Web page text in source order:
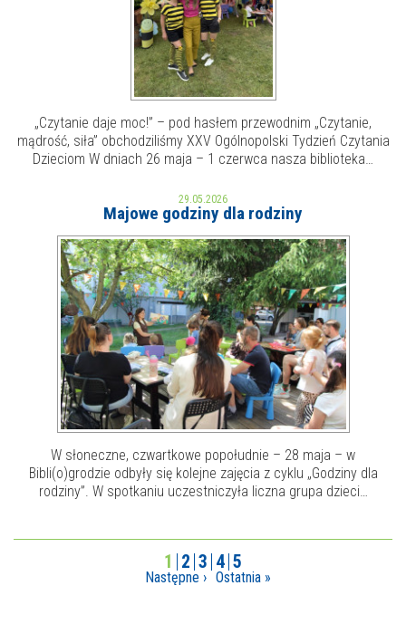
„Czytanie daje moc!” – pod hasłem przewodnim „Czytanie,
mądrość, siła” obchodziliśmy XXV Ogólnopolski Tydzień Czytania
Dzieciom W dniach 26 maja – 1 czerwca nasza biblioteka…
29.05.2026
Majowe godziny dla rodziny
W słoneczne, czwartkowe popołudnie – 28 maja – w
Bibli(o)grodzie odbyły się kolejne zajęcia z cyklu „Godziny dla
rodziny”. W spotkaniu uczestniczyła liczna grupa dzieci…
1 2 3 4 5
Następne › Ostatnia »